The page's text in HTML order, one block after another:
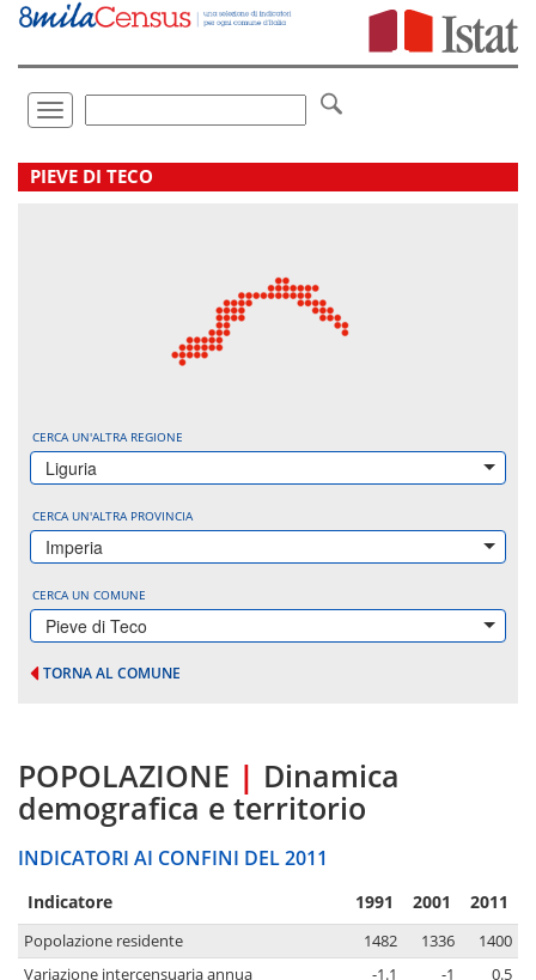
Vai
direttamente
Toggle
navigation
.
PIEVE DI TECO
CERCA UN'ALTRA REGIONE
Liguria
CERCA UN'ALTRA PROVINCIA
Imperia
CERCA UN COMUNE
Pieve di Teco
TORNA AL COMUNE
POPOLAZIONE | Dinamica
demografica e territorio
INDICATORI AI CONFINI DEL 2011
Indicatore 1991 2001 2011
Popolazione residente 1482 1336
1400
Variazione intercensuaria annua
-1.1 -1
0.5